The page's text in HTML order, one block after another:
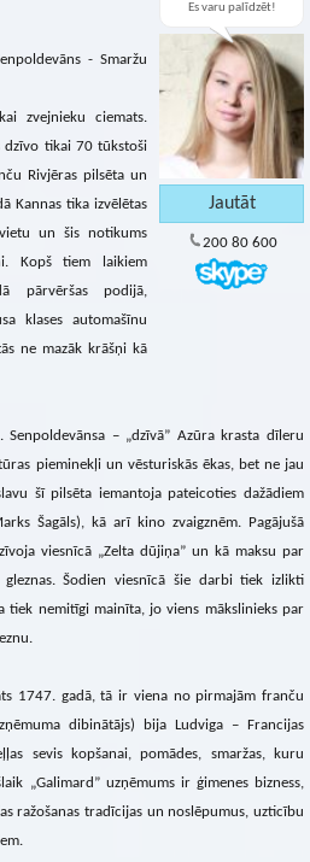
Es varu palīdzēt!
200 80 600
- Smaržu
zvejnieku ciemats.
dzīvo tikai 70 tūkstoši
Rivjēras pilsēta un
Kannas tika izvēlētas
un šis notikums
Kopš tiem laikiem
pārvēršas podijā,
klases automašīnu
ne mazāk krāšņi kā
Senpoldevānsa – „dzīvā” Azūra krasta dīleru
pieminekļi un vēsturiskās ēkas, bet ne jau
šī pilsēta iemantoja pateicoties dažādiem
Šagāls), kā arī kino zvaigznēm. Pagājušā
viesnīcā „Zelta dūjiņa” un kā maksu par
Šodien viesnīcā šie darbi tiek izlikti
tiek nemitīgi mainīta, jo viens mākslinieks par
1747. gadā, tā ir viena no pirmajām franču
dibinātājs) bija Ludviga – Francijas
sevis kopšanai, pomādes, smaržas, kuru
„Galimard” uzņēmums ir ģimenes bizness,
ražošanas tradīcijas un noslēpumus, uzticību